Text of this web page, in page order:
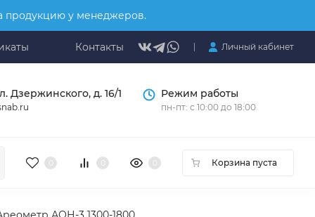
продукцию у менеджеров.
Контакты Личный кабинет
Дзержинского, д. 16/1 Режим работы
пн-пт: с 10:00 до 18:00
Корзина пуста